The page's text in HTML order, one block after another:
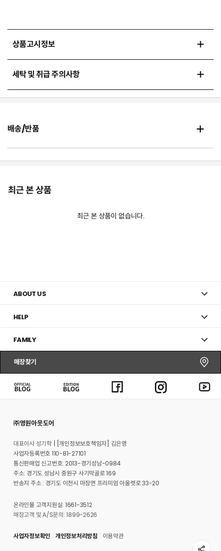
상품고시정보
세탁 및 취급 주의사항
배송/반품
최근 본 상품
최근 본 상품이 없습니다.
ABOUT US
HELP
FAMILY
매장찾기
㈜영원아웃도어
대표이사 성기학
[개인정보보호책임자] 김은영
사업자등록번호 110-81-27101
통신판매업 신고번호: 2013-경기성남-0984
주소: 경기도 성남시 중원구 사기막골로 169
반송지 주소 : 경기도 이천시 마장면 프리미엄 아울렛로 33-20
온라인몰 고객지원실: 1661-3512
매장고객 및 A/S문의: 1899-2626
사업자정보확인 개인정보처리방침 이용약관